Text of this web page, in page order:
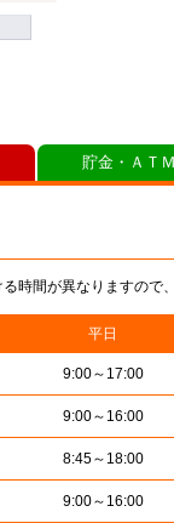
時間が異なりますので
平日
9:00～17:00
9:00～16:00
8:45～18:00
9:00～16:00
貯金・ＡＴ